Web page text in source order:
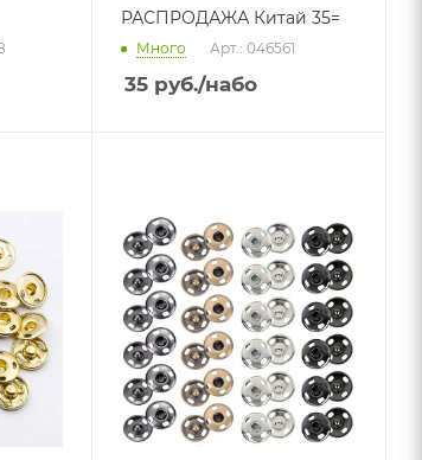
РАСПРОДАЖА Китай 35=
Много Арт.: 046561
35руб./набо